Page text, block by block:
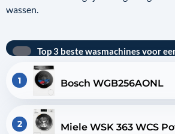
wassen.
Top 3 beste wasmachines voor
1 Bosch WGB256AONL
2
Miele WSK 363 WCS